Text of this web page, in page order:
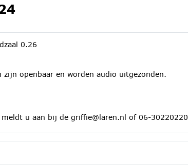
0.26
zijn openbaar en worden audio uitgezonden.
meldt u aan bij degriffie@laren.nl of 06-30220220